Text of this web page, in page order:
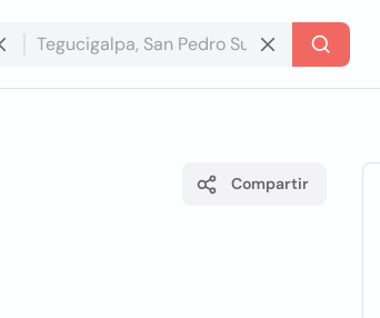
Compartir